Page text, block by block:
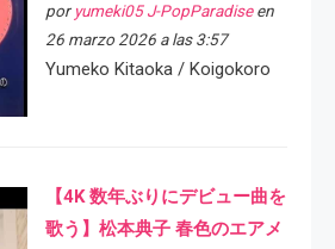
por yumeki05 J-PopParadiseen
26 marzo 2026 a las 3:57
Yumeko Kitaoka / Koigokoro
【4K 数年ぶりにデビュー曲を
歌う】松本典子 春色のエアメ